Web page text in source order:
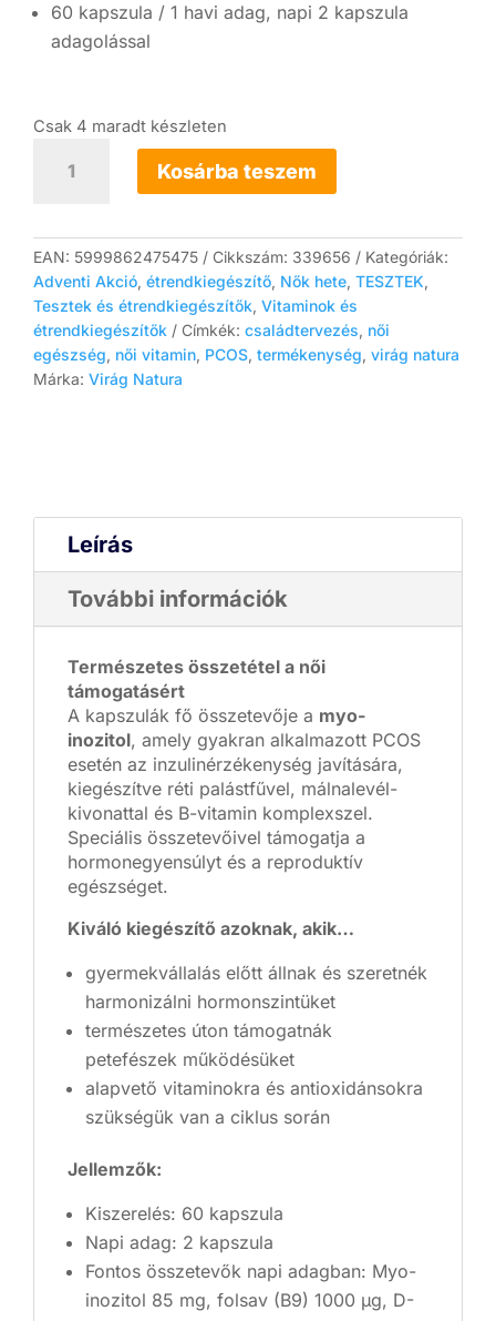
60 kapszula / 1 havi adag, napi 2 kapszula
adagolással
Csak 4 maradt készleten
Women
támogató
kapszula
(60
db)
mennyiség
Kosárba teszem
EAN: 5999862475475 Cikkszám: 339656
Kategóriák:
Adventi Akció, étrendkiegészítő, Nők hete, TESZTEK,
Tesztek és étrendkiegészítők, Vitaminok és
étrendkiegészítők
Címkék: családtervezés, női
egészség, női vitamin, PCOS, termékenység, virág natura
Márka: Virág Natura
Leírás
További információk
Természetes összetétel a női
támogatásért
A kapszulák fő összetevője a myo-
inozitol, amely gyakran alkalmazott PCOS
esetén az inzulinérzékenység javítására,
kiegészítve réti palástfűvel, málnalevél-
kivonattal és B-vitamin komplexszel.
Speciális összetevőivel támogatja a
hormonegyensúlyt és a reproduktív
egészséget.
Kiváló kiegészítő azoknak, akik…
gyermekvállalás előtt állnak és szeretnék
harmonizálni hormonszintüket
természetes úton támogatnák
petefészek működésüket
alapvető vitaminokra és antioxidánsokra
szükségük van a ciklus során
Jellemzők:
Kiszerelés: 60 kapszula
Napi adag: 2 kapszula
Fontos összetevők napi adagban: Myo-
inozitol 85 mg, folsav (B9) 1000 µg, D-